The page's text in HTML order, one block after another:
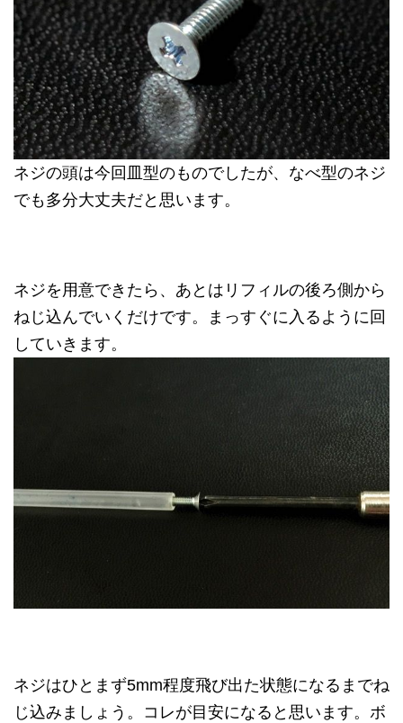
ネジの頭は今回皿型のものでしたが、なべ型のネジ
でも多分大丈夫だと思います。
ネジを用意できたら、あとはリフィルの後ろ側から
ねじ込んでいくだけです。まっすぐに入るように回
していきます。
ネジはひとまず5mm程度飛び出た状態になるまでね
じ込みましょう。コレが目安になると思います。ボ